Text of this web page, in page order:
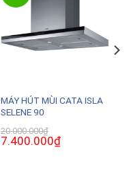
MÁY HÚT MÙI CATA ISLA
SELENE 90
20.000.000₫
Giá
gốc
7.400.000₫Giá
hiện